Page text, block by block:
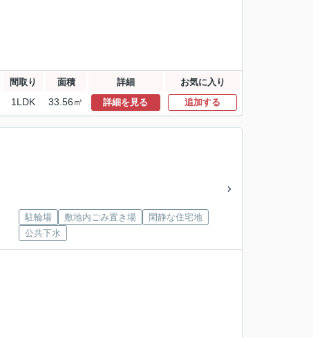
間取り 面積 詳細 お気に入り
1LDK 33.56㎡ 詳細を見る 追加する
駐輪場 敷地内ごみ置き場
閑静な住宅地
公共下水